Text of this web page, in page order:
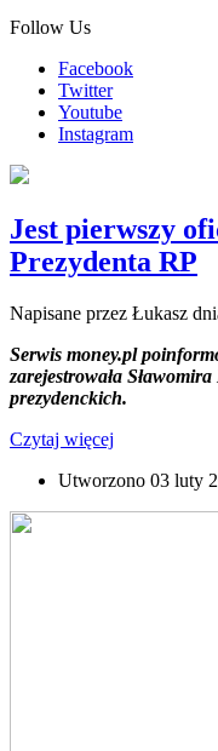
Follow Us
Facebook
Twitter
Youtube
Instagram
Jest pierwszy
Prezydenta RP
Napisane przez Łukasz
Serwis money.pl
zarejestrowała
prezydenckich.
Czytaj więcej
Utworzono 03 luty